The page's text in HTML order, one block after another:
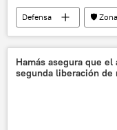
Defensa
🛡️
📰 Conflicto palestino-
Cruz Roja
Israel
Hamás asegura que el
segunda liberación de